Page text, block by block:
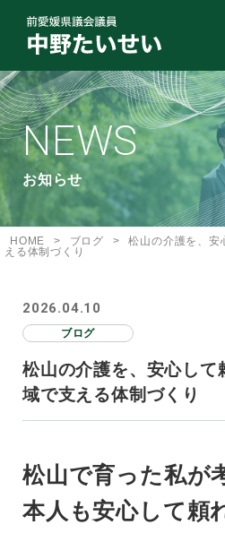
NEWS
お知らせ
HOME > ブログ >
松山の介護を、安
える体制づくり
2026.04.10
ブログ
松山の介護を、安心して
域で支える体制づくり
松山で育った私が
本人も安心して頼